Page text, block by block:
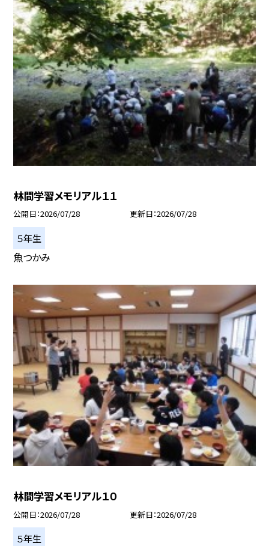
林間学習メモリアル１１
公開日 2026/07/28 更新日 2026/07/28
５年生
魚つかみ
林間学習メモリアル１０
公開日 2026/07/28 更新日 2026/07/28
５年生